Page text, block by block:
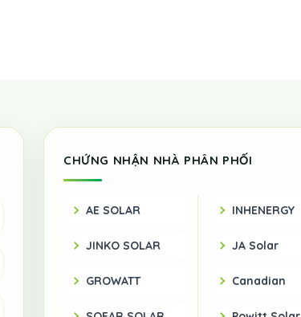
CHỨNG NHẬN NHÀ PHÂN PHỐI
AE SOLAR
JINKO SOLAR
GROWATT
INHENERGY
JA Solar
Canadian